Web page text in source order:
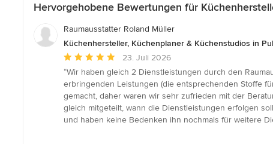
Hervorgehobene Bewertungen für
Raumausstatter Roland Müller
Küchenhersteller, Küchenplaner & Küchenstudios in
Durchschnittliche
Bewertung:
5
von
5
Sternen
23. Juli 2026
“Wir haben gleich 2 Dienstleistungen durch den
erbringenden Leistungen (die entsprechenden Stoffe
gemacht, daher waren wir sehr zufrieden mit der
gleich mitgeteilt, wann die Dienstleistungen erfolgen
und haben keine Bedenken ihn nochmals für weitere